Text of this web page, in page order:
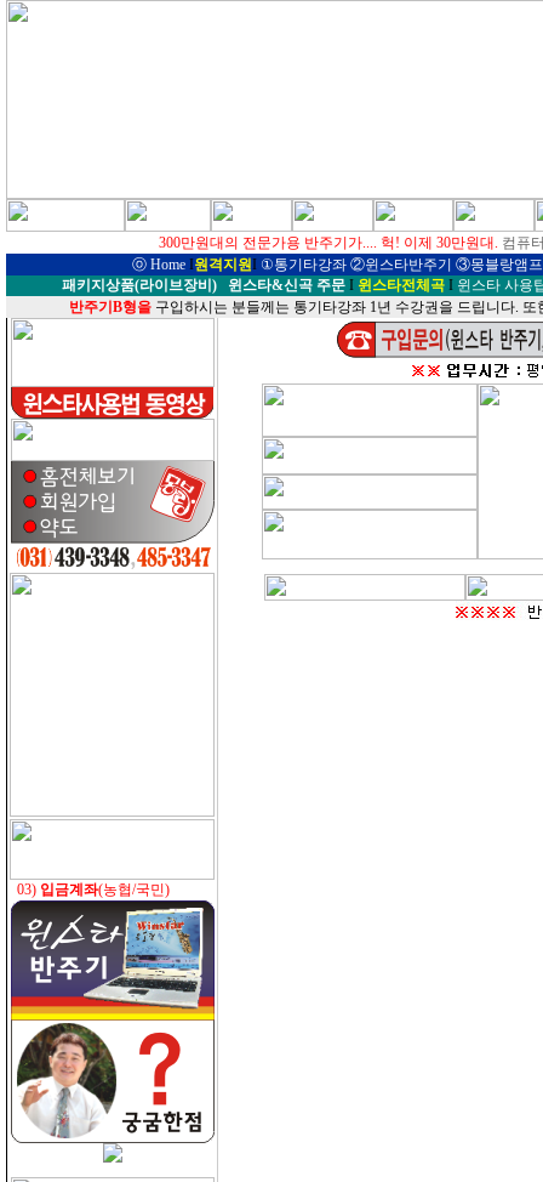
300만원대의 전문가용 반주기가.... 헉! 이제 30만원대. 컴퓨
ⓞ Home I원격지원I ①통기타강좌 ②윈스타반주기 ③몽블랑앰프
패키지상품(라이브장비)
윈스타&신곡 주문 I 윈스타전체곡 I 윈스타 사용
반주기B형을구입하시는 분들께는 통기타강좌 1년 수강권을 드립니다.
03) 입금계좌(농협/국민)